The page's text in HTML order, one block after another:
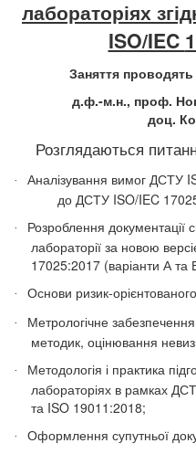
лабораторіях
ISO/IEC
Заняття проводять
д.ф.-м.н., проф.
доц.
Розглядаються
·
Аналізування вимог ДСТУ
до ДСТУ ISO/IEC
·
Розроблення документації
лабораторії за новою
17025:2017(варіанти А та
· Основи ризик-
·
Метрологічне
методик, оцінювання
·
Методологія і практика
лабораторіях в рамках
та ISO19011 :2018;
· Оформлення супутньої